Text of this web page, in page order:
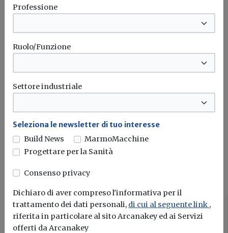
Iscriviti alla newsletter di
Build News
Rimani aggiornato sulle ultime
novità in campo di efficienza
energetica e sostenibilità edile
Iscriviti
I più letti sull'argomento
Fisco
Professione
Ruolo/Funzione
Settore industriale
Seleziona le newsletter di tuo interesse
Build News
MarmoMacchine
Progettare per la Sanità
Consenso privacy
Dichiaro di aver compreso l'informativa per il
trattamento dei dati personali, di cui al seguente link ,
riferita in particolare al sito Arcanakey ed ai Servizi
offerti da Arcanakey